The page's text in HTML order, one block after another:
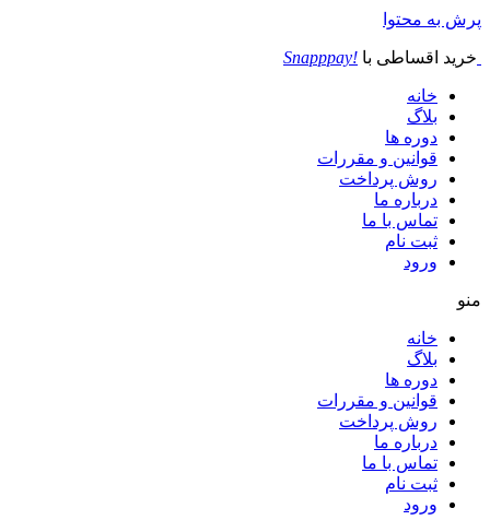
پرش به محتوا
خرید اقساطی با !Snapppay
خانه
بلاگ
دوره ها
قوانین و مقررات
روش پرداخت
درباره ما
تماس با ما
ثبت نام
ورود
منو
خانه
بلاگ
دوره ها
قوانین و مقررات
روش پرداخت
درباره ما
تماس با ما
ثبت نام
ورود